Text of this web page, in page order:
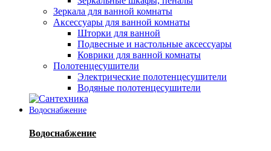
Зеркала для ванной комнаты
Аксессуары для ванной комнаты
Шторки для ванной
Подвесные и настольные аксессуары
Коврики для ванной комнаты
Полотенцесушители
Электрические полотенцесушители
Водяные полотенцесушители
Водоснабжение
Водоснабжение